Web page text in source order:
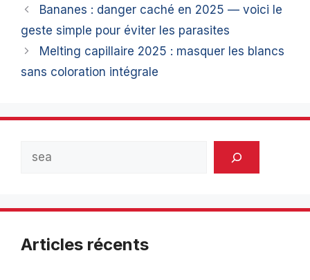
Bananes : danger caché en 2025 — voici le
geste simple pour éviter les parasites
Melting capillaire 2025 : masquer les blancs
sans coloration intégrale
Articles récents